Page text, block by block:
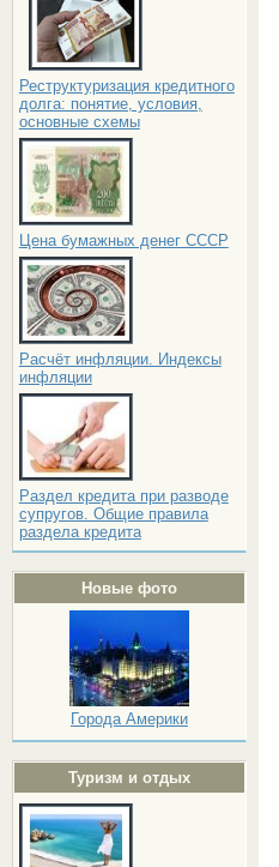
Реструктуризация кредитного
долга: понятие, условия,
основные схемы
Цена бумажных денег СССР
Расчёт инфляции. Индексы
инфляции
Раздел кредита при разводе
супругов. Общие правила
раздела кредита
Новые фото
Города Америки
Туризм и отдых